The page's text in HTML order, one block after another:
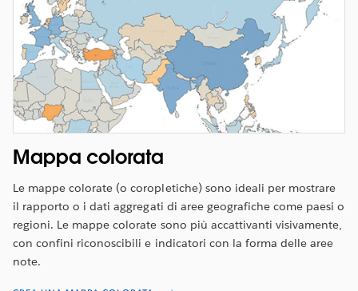
Mappa colorata
Le mappe colorate (o coropletiche) sono ideali per mostrare
il rapporto o i dati aggregati di aree geografiche come paesi o
regioni. Le mappe colorate sono più accattivanti visivamente,
con confini riconoscibili e indicatori con la forma delle aree
note.